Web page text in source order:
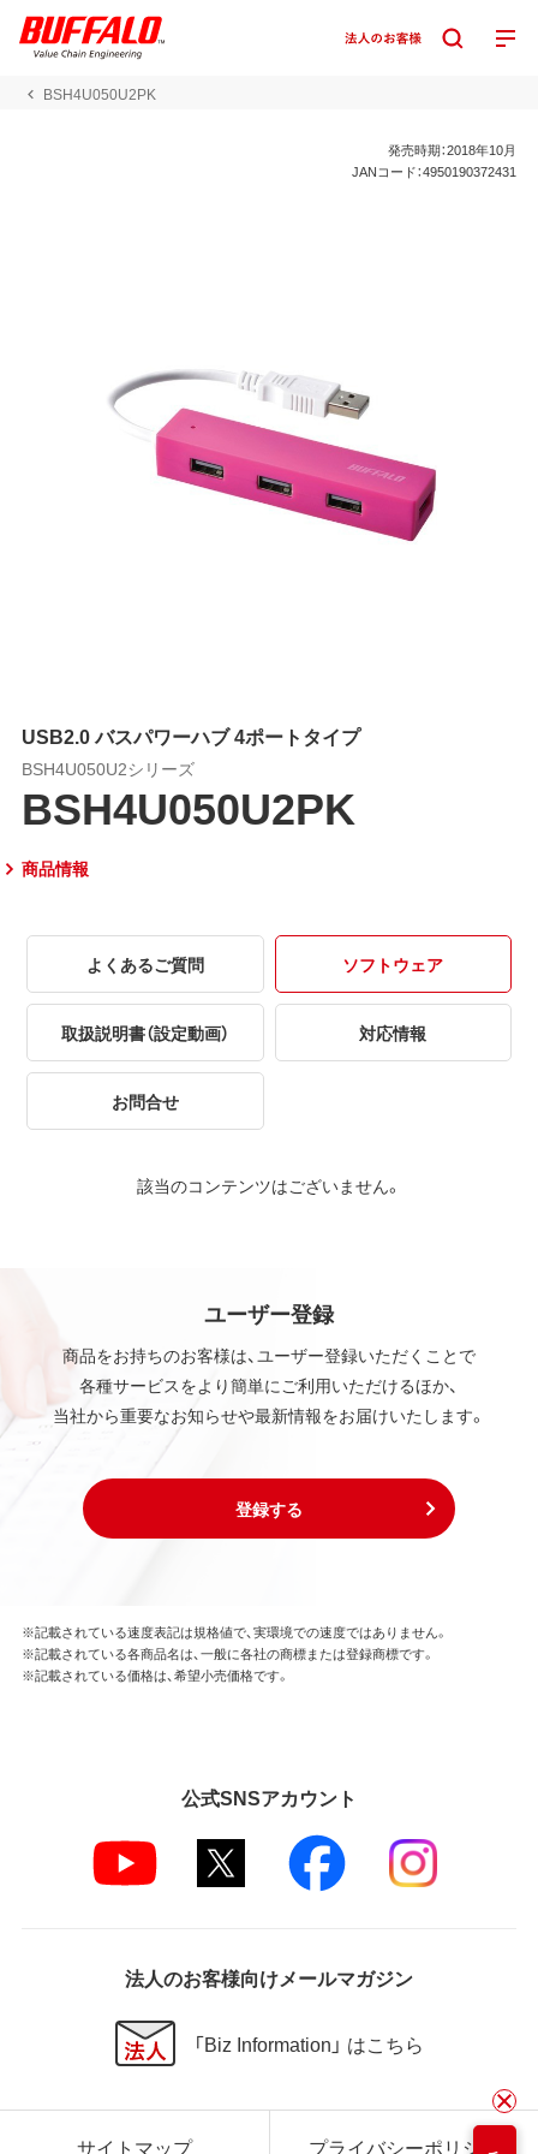
BSH4U050U2PK
発売時期：2018年10月
JANコード：4950190372431
USB2.0 バスパワーハブ 4ポートタイプ
BSH4U050U2シリーズ
BSH4U050U2PK
商品情報
よくあるご質問 ソフトウェア
取扱説明書（設定動画） 対応情報
お問合せ
該当のコンテンツはございません。
ユーザー登録
商品をお持ちのお客様は、ユーザー登録いただくことで
各種サービスをより簡単にご利用いただけるほか、
当社から重要なお知らせや最新情報をお届けいたします。
登録する
※記載されている速度表記は規格値で、実環境での速度ではありません。
※記載されている各商品名は、一般に各社の商標または登録商標です。
※記載されている価格は、希望小売価格です。
公式SNSアカウント
法人のお客様向けメールマガジン
「Biz Information」 はこちら
サイトマップ プライバシーポリシー